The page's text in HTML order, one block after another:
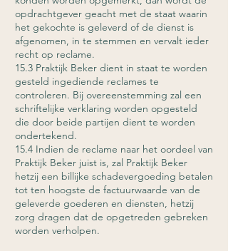
opdrachtgever geacht met de staat waarin
het gekochte is geleverd of de dienst is
afgenomen, in te stemmen en vervalt ieder
recht op reclame.
15.3 Praktijk Beker dient in staat te worden
gesteld ingediende reclames te
controleren. Bij overeenstemming zal een
schriftelijke verklaring worden opgesteld
die door beide partijen dient te worden
ondertekend.
15.4 Indien de reclame naar het oordeel van
Praktijk Beker juist is, zal Praktijk Beker
hetzij een billijke schadevergoeding betalen
tot ten hoogste de factuurwaarde van de
geleverde goederen en diensten, hetzij
zorg dragen dat de opgetreden gebreken
worden verholpen.